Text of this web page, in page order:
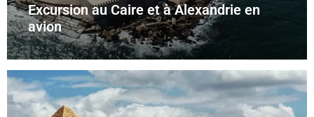
Excursion au Caire et à Alexandrie en
avion